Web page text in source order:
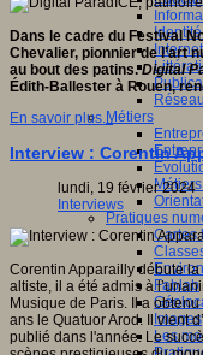
Métiers
Pratiques
Cartes
Fablab
Images
Les
Dans le cadre du Festival
Chevalier, pionnier de l’art
au bout des patins.Digital
Édith-Ballester à Rouen,
En savoir plus...
Interview : Corentin
lundi, 19 février 2024
Interviews
Corentin Apparailly débute
altiste, il a été admis à
Musique de Paris. Il a
ans le Quatuor Arod. Il vient
publié dans l'année. Le